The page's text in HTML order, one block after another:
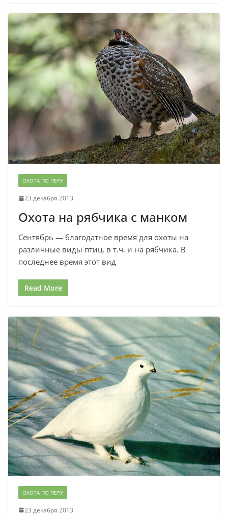
ОХОТА ПО ПЕРУ
23 декабря 2013
Охота на рябчика с манком
Сентябрь — благодатное время для охоты на
различные виды птиц, в т.ч. и на рябчика. В
последнее время этот вид
Read More
ОХОТА ПО ПЕРУ
23 декабря 2013